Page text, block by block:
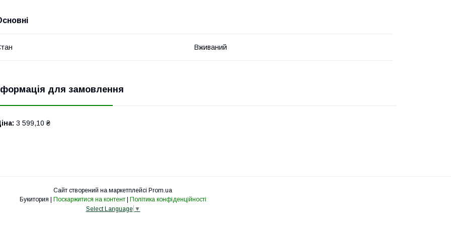
Вживаний
для замовлення
3 599,10 ₴
Сайт створений на маркетплейсі Prom.ua
Поскаржитися на контент
Політика конфіденційності
Select Language ▼